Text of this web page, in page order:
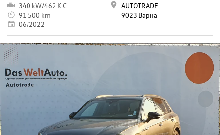
340 kW/462 K.C
91 500 km
06/2022
AUTOTRADE
9023 Варна